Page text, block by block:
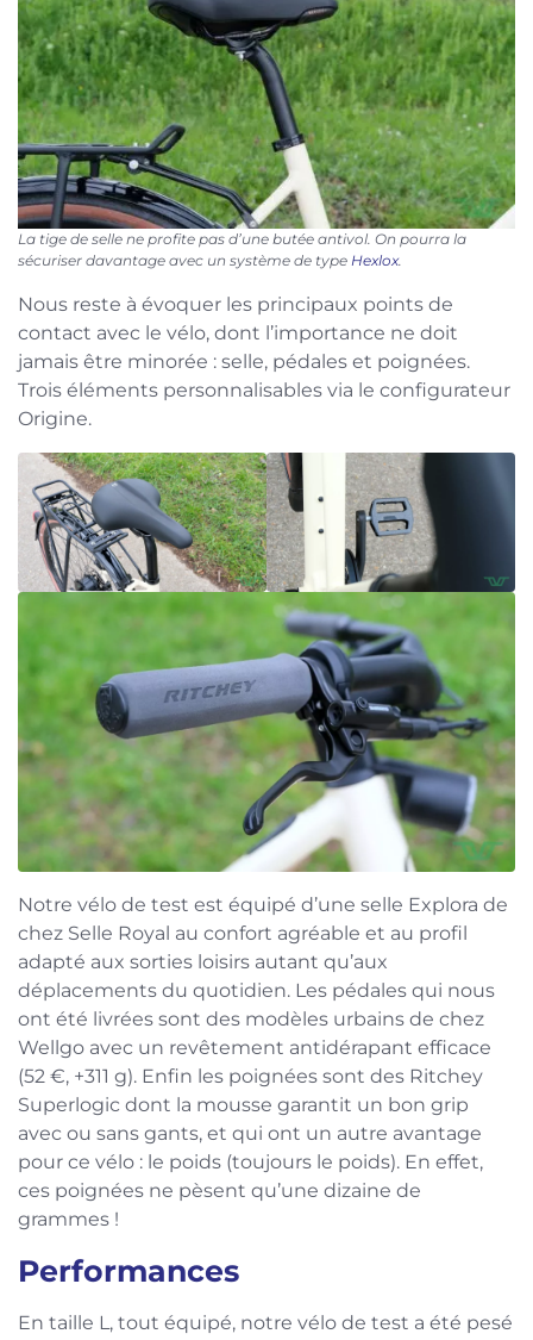
La tige de selle ne profite pas d’une butée antivol. On pourra la
sécuriser davantage avec un système de type Hexlox.
Nous reste à évoquer les principaux points de
contact avec le vélo, dont l’importance ne doit
jamais être minorée : selle, pédales et poignées.
Trois éléments personnalisables via le configurateur
Origine.
Notre vélo de test est équipé d’une selle Explora de
chez Selle Royal au confort agréable et au profil
adapté aux sorties loisirs autant qu’aux
déplacements du quotidien. Les pédales qui nous
ont été livrées sont des modèles urbains de chez
Wellgo avec un revêtement antidérapant efficace
(52 €, +311 g). Enfin les poignées sont des Ritchey
Superlogic dont la mousse garantit un bon grip
avec ou sans gants, et qui ont un autre avantage
pour ce vélo : le poids (toujours le poids). En effet,
ces poignées ne pèsent qu’une dizaine de
grammes !
Performances
En taille L, tout équipé, notre vélo de test a été pesé